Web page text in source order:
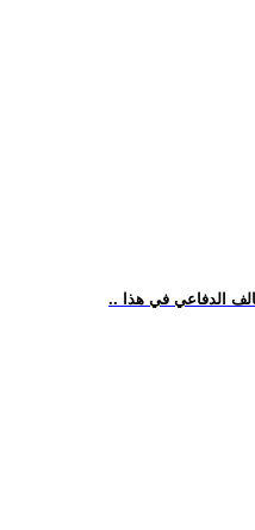
الدفاعي في هذا